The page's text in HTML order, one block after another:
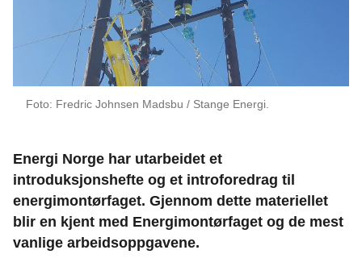
Foto: Fredric Johnsen Madsbu / Stange Energi.
Energi Norge har utarbeidet et
introduksjonshefte og et introforedrag til
energimontørfaget. Gjennom dette materiellet
blir en kjent med Energimontørfaget og de mest
vanlige arbeidsoppgavene.